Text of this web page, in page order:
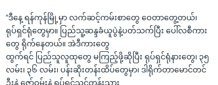
“ဒီနေ့ ရန်ကုန်မြို့မှာ လက်ဆင့်ကမ်းစာတွေ ဝေတာတွေ့တယ်၊
ရုပ်ရှင်ရုံတွေမှာ။ ပြည်သူ့ဆန္ဒခံယူပွဲနဲ့ပတ်သက်ပြီး ပေါ်လစီကား
တွေ ရိုက်နေတယ်။ အဲဒီကားတွေ
ထွက်ရင် ပြည်သူလူထုတွေ မကြည့်ဖို့ဆိုပြီး ရုပ်ရှင်ရုံနားတွေ၊ ၃၅
လမ်း၊ ၃၆ လမ်း၊ ပန်းဆိုးတန်းထိပ်တွေမှာ၊ ဒါရိုက်တာမောင်တင်
ဦးနဲ့ ဇော်ဝမ်းနဲ့ ရုပ်ရှင်သင်တန်းသား